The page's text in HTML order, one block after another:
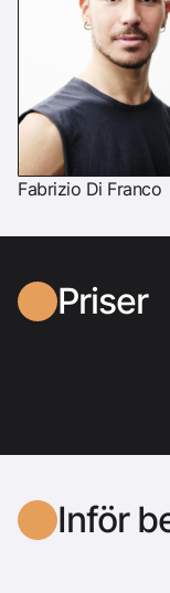
Fabrizio Di Franco
Priser
Inför